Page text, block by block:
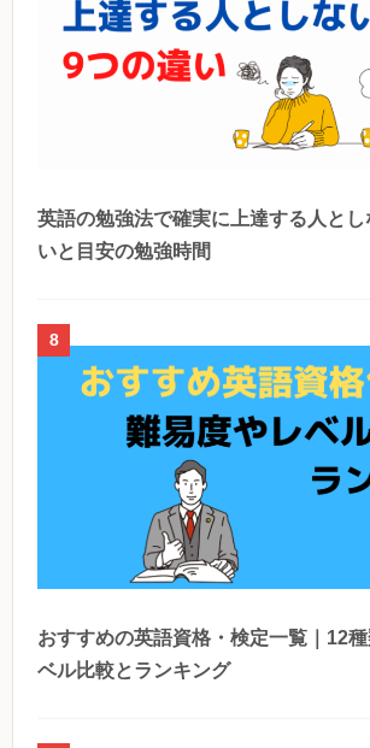
英語の勉強法で確実に上達する人と
いと目安の勉強時間
8
おすすめの英語資格・検定一覧｜12
ベル比較とランキング